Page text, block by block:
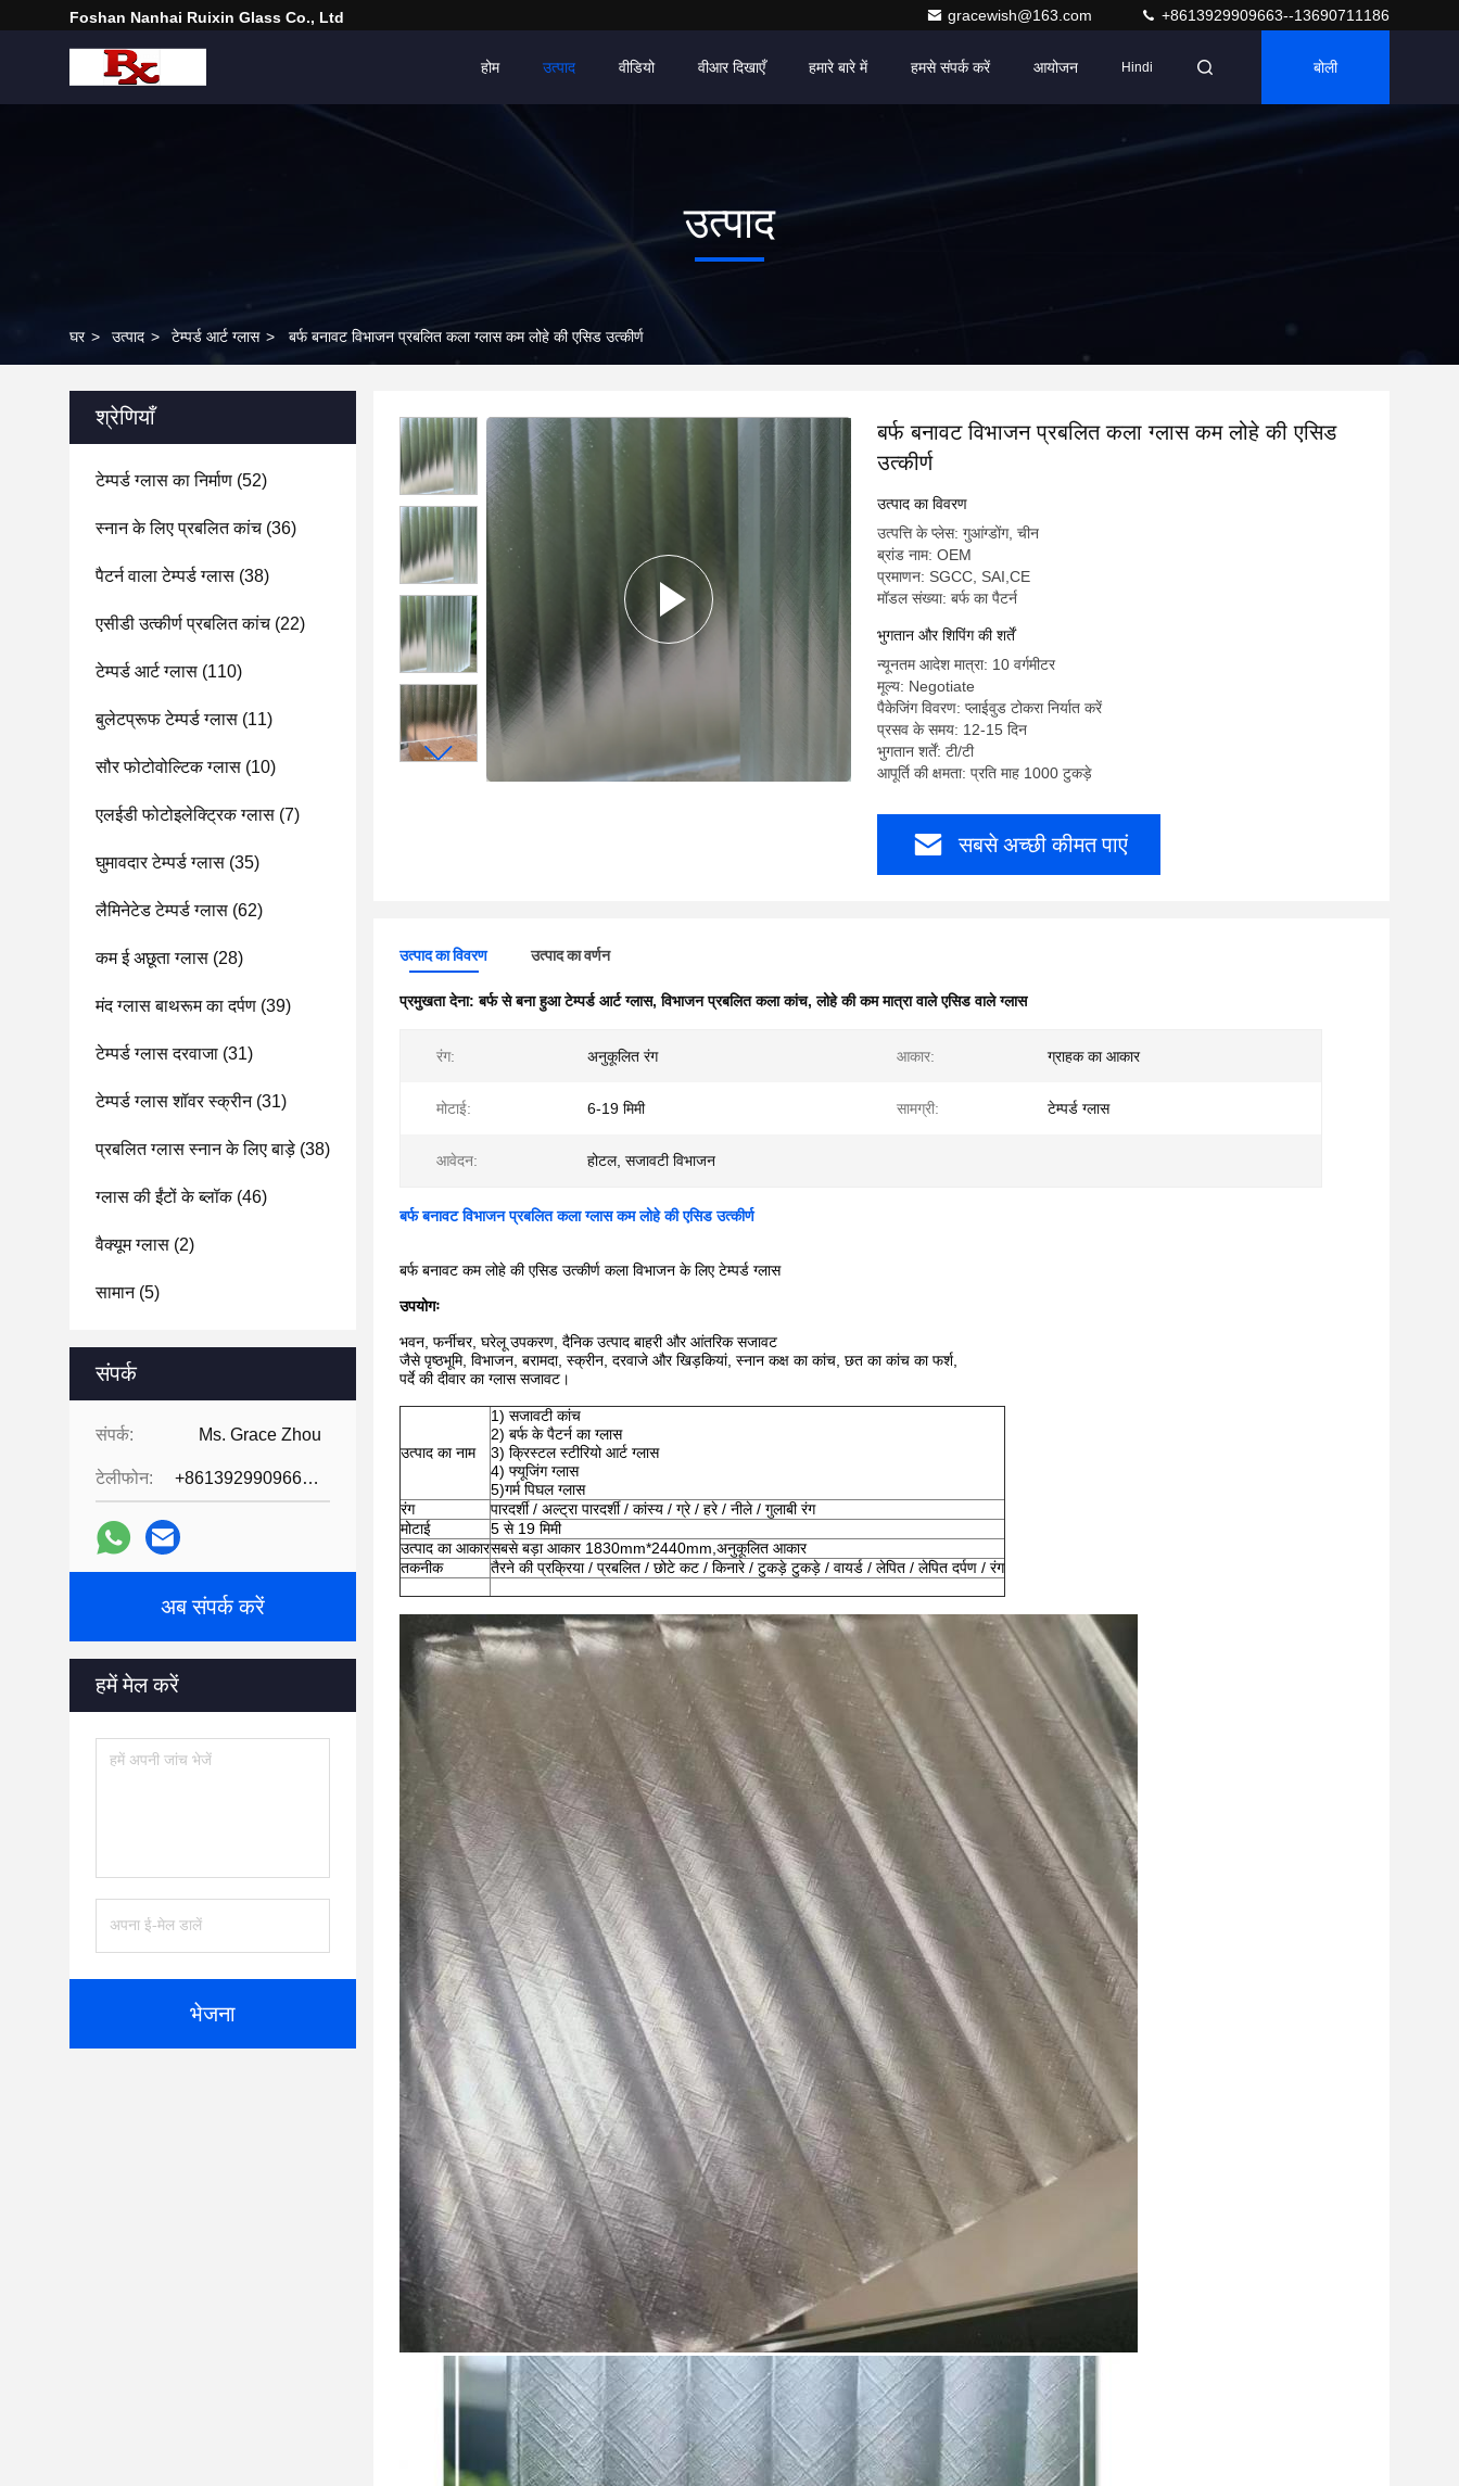
Foshan Nanhai Ruixin Glass Co., Ltd gracewish@163.com +8613929909663--13690711186
होम उत्पाद वीडियो वीआर दिखाएँ हमारे बारे में हमसे संपर्क करें आयोजन Hindi बोली
उत्पाद
घर > उत्पाद > टेम्पर्ड आर्ट ग्लास > बर्फ बनावट विभाजन प्रबलित कला ग्लास कम लोहे की एसिड उत्कीर्ण
श्रेणियाँ
टेम्पर्ड ग्लास का निर्माण (52)
स्नान के लिए प्रबलित कांच (36)
पैटर्न वाला टेम्पर्ड ग्लास (38)
एसीडी उत्कीर्ण प्रबलित कांच (22)
टेम्पर्ड आर्ट ग्लास (110)
बुलेटप्रूफ टेम्पर्ड ग्लास (11)
सौर फोटोवोल्टिक ग्लास (10)
एलईडी फोटोइलेक्ट्रिक ग्लास (7)
घुमावदार टेम्पर्ड ग्लास (35)
लैमिनेटेड टेम्पर्ड ग्लास (62)
कम ई अछूता ग्लास (28)
मंद ग्लास बाथरूम का दर्पण (39)
टेम्पर्ड ग्लास दरवाजा (31)
टेम्पर्ड ग्लास शॉवर स्क्रीन(31)
प्रबलित ग्लास स्नान के लिए बाड़े (38)
ग्लास की ईंटों के ब्लॉक(46)
वैक्यूम ग्लास (2)
सामान(5)
संपर्क
संपर्क: Ms. Grace Zhou
टेलीफोन: +8613929909663--13690711186
अब संपर्क करें
हमें मेल करें
भेजना
बर्फ बनावट विभाजन प्रबलित कला ग्लास कम लोहे की एसिड
उत्कीर्ण
उत्पाद का विवरण
उत्पत्ति के प्लेस: गुआंग्डोंग, चीन
ब्रांड नाम: OEM
प्रमाणन: SGCC, SAI,CE
मॉडल संख्या: बर्फ का पैटर्न
भुगतान और शिपिंग की शर्तें
न्यूनतम आदेश मात्रा: 10 वर्गमीटर
मूल्य: Negotiate
पैकेजिंग विवरण: प्लाईवुड टोकरा निर्यात करें
प्रसव के समय: 12-15 दिन
भुगतान शर्तें: टी/टी
आपूर्ति की क्षमता: प्रति माह 1000 टुकड़े
सबसे अच्छी कीमत पाएं
उत्पाद का विवरण उत्पाद का वर्णन
प्रमुखता देना:बर्फ से बना हुआ टेम्पर्ड आर्ट ग्लास,विभाजन प्रबलित कला कांच,लोहे की कम मात्रा वाले एसिड वाले ग्लास
रंग: अनुकूलित रंग आकार: ग्राहक का आकार
मोटाई: 6-19 मिमी सामग्री: टेम्पर्ड ग्लास
आवेदन: होटल, सजावटी विभाजन
बर्फ बनावट विभाजन प्रबलित कला ग्लास कम लोहे की एसिड उत्कीर्ण
बर्फ बनावट कम लोहे की एसिड उत्कीर्ण कला विभाजन के लिए टेम्पर्ड ग्लास
उपयोगः
भवन, फर्नीचर, घरेलू उपकरण, दैनिक उत्पाद बाहरी और आंतरिक सजावट
जैसे पृष्ठभूमि, विभाजन, बरामदा, स्क्रीन, दरवाजे और खिड़कियां, स्नान कक्ष का कांच, छत का कांच का फर्श,
पर्दे की दीवार का ग्लास सजावट।
उत्पाद का नाम
1) सजावटी कांच
2) बर्फ के पैटर्न का ग्लास
3) क्रिस्टल स्टीरियो आर्ट ग्लास
4) फ्यूजिंग ग्लास
5)गर्म पिघल ग्लास
रंग
पारदर्शी / अल्ट्रा पारदर्शी / कांस्य / ग्रे / हरे / नीले / गुलाबी रंग
मोटाई
5 से 19 मिमी
उत्पाद का आकारसबसे बड़ा आकार 1830mm*2440mm,अनुकूलित आकार
तकनीक
तैरने की प्रक्रिया / प्रबलित / छोटे कट / किनारे / टुकड़े टुकड़े / वायर्ड / लेपित / लेपित दर्पण / रंग